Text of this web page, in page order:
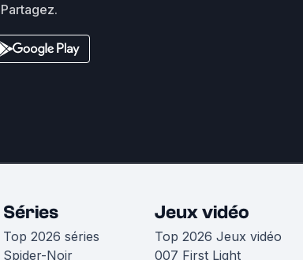
Séries
Top 2026 séries
Spider-Noir
Jeux vidéo
Top 2026 Jeux vidéo
007 First Light